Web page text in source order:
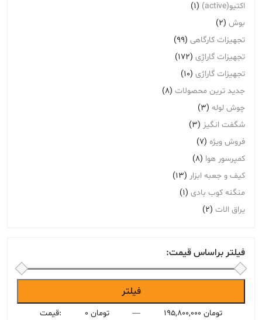
اکتیو(active)
(1)
بوش (2)
تجهیزات کارگاهی (99)
تجهیزات گاراژِی (172)
تجهیزات گاراژی (10)
جدید ترین محصولات (8)
چوش لوله (3)
شگفت انگیز (3)
فروش ویژه (7)
کمپرسور هوا (8)
کیف و جعبه ابزار (13)
منگنه کوب بادی (1)
یراق الات (2)
فیلتر براساس قیمت:
فیلتر
قیمت: 0 تومان — 195,800,000 تومان